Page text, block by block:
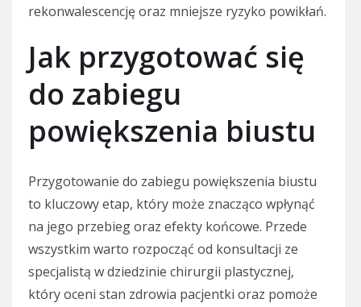
rekonwalescencję oraz mniejsze ryzyko powikłań.
Jak przygotować się
do zabiegu
powiększenia biustu
Przygotowanie do zabiegu powiększenia biustu
to kluczowy etap, który może znacząco wpłynąć
na jego przebieg oraz efekty końcowe. Przede
wszystkim warto rozpocząć od konsultacji ze
specjalistą w dziedzinie chirurgii plastycznej,
który oceni stan zdrowia pacjentki oraz pomoże